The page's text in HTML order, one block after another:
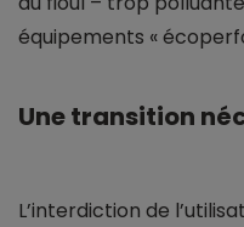
équipements «
Une transition
L’interdiction de